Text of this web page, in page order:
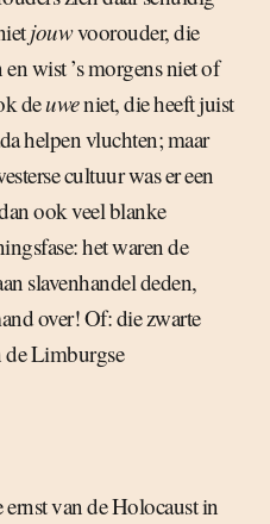
jouwvoorouder, die
wist ’s morgens niet of
deuweniet, die heeft juist
helpen vluchten; maar
cultuur was er een
ook veel blanke
het waren de
slavenhandel deden,
over! Of: die zwarte
de Limburgse
van de Holocaust in